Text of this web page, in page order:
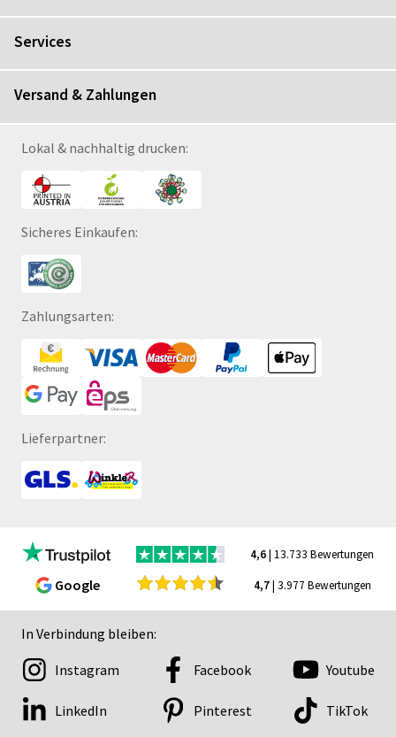
Services
Versand & Zahlungen
Lokal & nachhaltig drucken:
Sicheres Einkaufen:
Zahlungsarten:
Lieferpartner:
4,6| 13.733 Bewertungen
Google 4,7| 3.977 Bewertungen
In Verbindung bleiben:
Instagram Facebook Youtube
LinkedIn Pinterest TikTok